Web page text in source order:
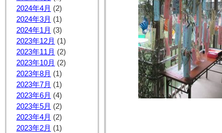
2024年4月 (2)
2024年3月 (1)
2024年1月 (3)
2023年12月 (1)
2023年11月 (2)
2023年10月 (2)
2023年8月 (1)
2023年7月 (1)
2023年6月 (4)
2023年5月 (2)
2023年4月 (2)
2023年2月 (1)